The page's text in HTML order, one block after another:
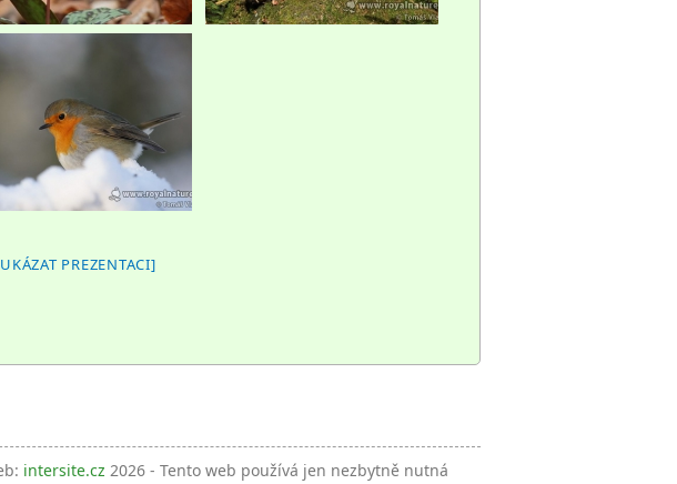
PREZENTACI]
intersite.cz 2026 - Tento web používá jen nezbytně nutná